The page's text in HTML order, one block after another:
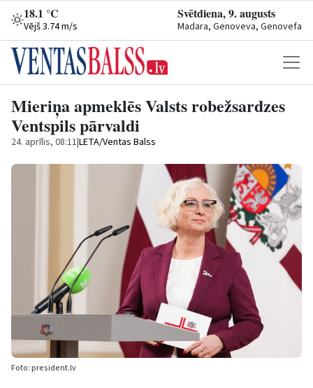
18.1 °C
Vējš 3.74 m/s
Svētdiena, 9. augusts
Madara, Genoveva, Genovefa
Mieriņa apmeklēs Valsts robežsardzes
Ventspils pārvaldi
24. aprīlis, 08:11|LETA/Ventas Balss
Foto: president.lv